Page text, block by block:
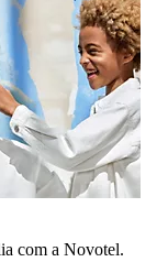
com a Novotel.